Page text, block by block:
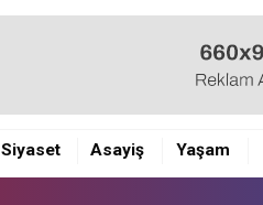
Siyaset Asayiş Yaşam